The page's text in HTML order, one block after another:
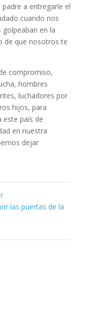
a entregarle el
cuando nos
en la
de que nosotros te
compromiso,
hombres
luchadores por
hijos, para
país de
en nuestra
dejar
las puertas de la